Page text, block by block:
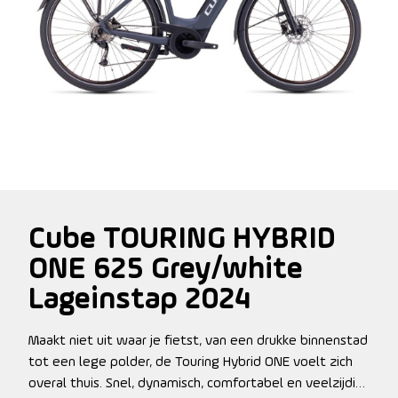
Cube TOURING HYBRID
ONE 625 Grey/white
Lageinstap 2024
Maakt niet uit waar je fietst, van een drukke binnenstad
tot een lege polder, de Touring Hybrid ONE voelt zich
overal thuis. Snel, dynamisch, comfortabel en veelzijdig.